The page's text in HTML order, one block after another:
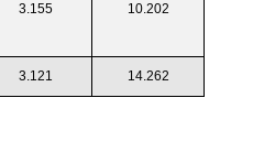
3.155 10.202
3.121 14.262